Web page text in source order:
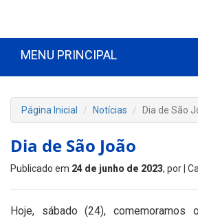
MENU PRINCIPAL
Página Inicial Notícias Dia de São
Dia de São João
Publicado em 24 de junho de 2023, por |
Hoje, sábado (24),